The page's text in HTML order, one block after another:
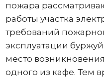
пожара
работы участка
требований
эксплуатации
место
одного из кафе. Тем